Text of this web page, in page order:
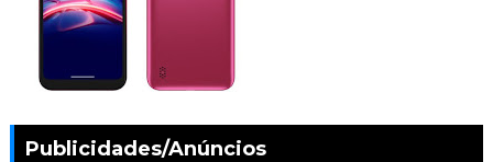
Publicidades/Anúncios